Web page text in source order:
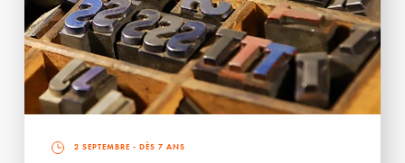
2 SEPTEMBRE - DÈS 7 ANS